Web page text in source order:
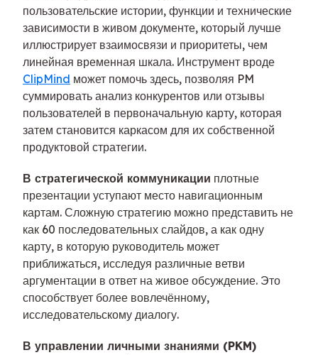
пользовательские истории, функции и технические
зависимости в живом документе, который лучше
иллюстрирует взаимосвязи и приоритеты, чем
линейная временная шкала. Инструмент вроде
ClipMind может помочь здесь, позволяя PM
суммировать анализ конкурентов или отзывы
пользователей в первоначальную карту, которая
затем становится каркасом для их собственной
продуктовой стратегии.
В стратегической коммуникации плотные
презентации уступают место навигационным
картам. Сложную стратегию можно представить не
как 60 последовательных слайдов, а как одну
карту, в которую руководитель может
приближаться, исследуя различные ветви
аргументации в ответ на живое обсуждение. Это
способствует более вовлечённому,
исследовательскому диалогу.
В управлении личными знаниями (PKM)